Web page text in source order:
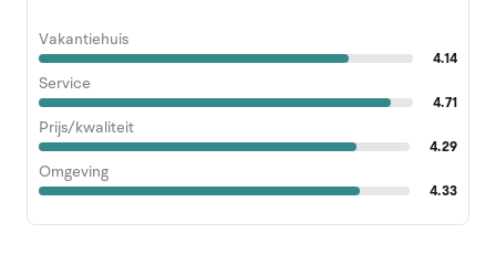
Vakantiehuis
4.14
Service
4.71
Prijs/kwaliteit
4.29
Omgeving
4.33